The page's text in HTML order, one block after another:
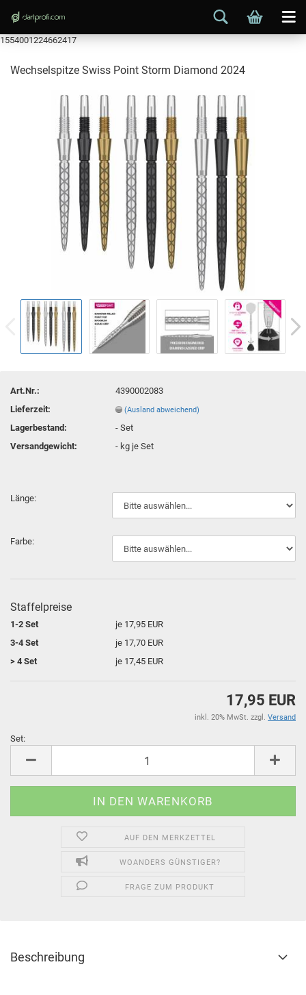
1554001224662417
Wechselspitze Swiss Point Storm Diamond 2024
Art.Nr.:
4390002083
Lieferzeit:
(Ausland abweichend)
Lagerbestand: - Set
Versandgewicht:
- kg je Set
Länge:
Farbe:
Staffelpreise
1-2 Set
je 17,95 EUR
3-4 Set
je 17,70 EUR
> 4 Set
je 17,45 EUR
17,95 EUR
inkl. 20% MwSt. zzgl. Versand
Set:
AUF DEN MERKZETTEL
WOANDERS GÜNSTIGER?
FRAGE ZUM PRODUKT
Beschreibung